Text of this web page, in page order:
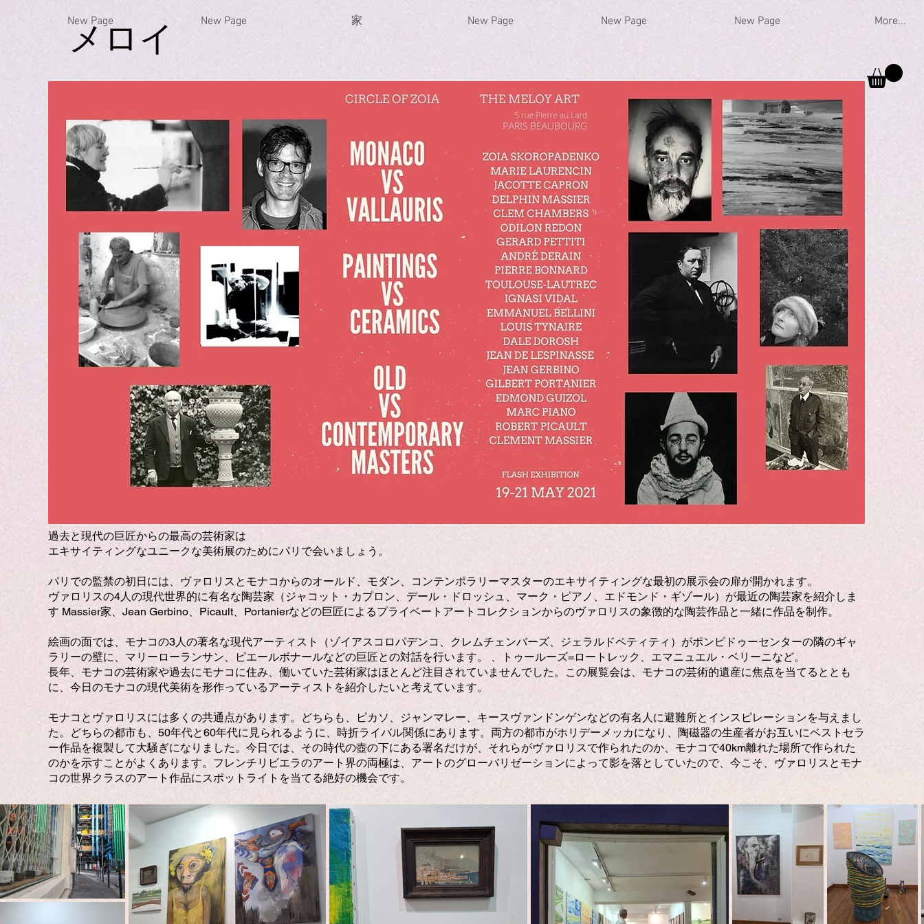
メロイ
New Page New Page 家 New Page New Page New Page More...
過去と現代の巨匠からの最高の芸術家は
エキサイティングなユニークな美術展のためにパリで会いましょう。
パリでの監禁の初日には、ヴァロリスとモナコからのオールド、モダン、コンテンポラリーマスターのエキサイティングな最初の展示会の扉が開かれます。
ヴァロリスの4人の現代世界的に有名な陶芸家（ジャコット・カプロン、デール・ドロッシュ、マーク・ピアノ、エドモンド・ギゾール）が最近の陶芸家を紹介しま
す Massier家、Jean Gerbino、Picault、Portanierなどの巨匠によるプライベートアートコレクションからのヴァロリスの象徴的な陶芸作品と一緒に作品を制作。
絵画の面では、モナコの3人の著名な現代アーティスト（ゾイアスコロパデンコ、クレムチェンバーズ、ジェラルドペティティ）がポンピドゥーセンターの隣のギャ
ラリーの壁に、マリーローランサン、ピエールボナールなどの巨匠との対話を行います。 、トゥールーズ=ロートレック、エマニュエル・ベリーニなど。
長年、モナコの芸術家や過去にモナコに住み、働いていた芸術家はほとんど注目されていませんでした。この展覧会は、モナコの芸術的遺産に焦点を当てるととも
に、今日のモナコの現代美術を形作っているアーティストを紹介したいと考えています。
モナコとヴァロリスには多くの共通点があります。どちらも、ピカソ、ジャンマレー、キースヴァンドンゲンなどの有名人に避難所とインスピレーションを与えまし
た。どちらの都市も、50年代と60年代に見られるように、時折ライバル関係にあります。両方の都市がホリデーメッカになり、陶磁器の生産者がお互いにベストセラ
ー作品を複製して大騒ぎになりました。今日では、その時代の壺の下にある署名だけが、それらがヴァロリスで作られたのか、モナコで40km離れた場所で作られた
のかを示すことがよくあります。フレンチリビエラのアート界の両極は、アートのグローバリゼーションによって影を落としていたので、今こそ、ヴァロリスとモナ
コの世界クラスのアート作品にスポットライトを当てる絶好の機会です。